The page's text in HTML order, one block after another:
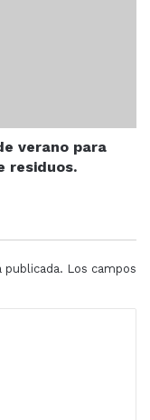
Dorada
verano para
residuos.
publicada. Los campos